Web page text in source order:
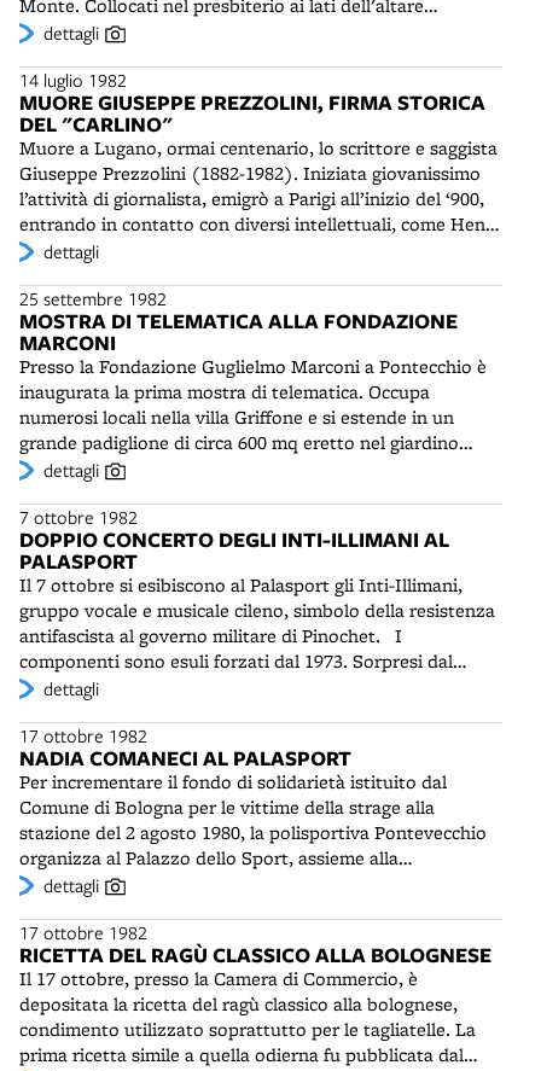
Monte. Collocati nel presbiterio ai lati dell'altare
maggiore, gli organi a canne di San Petronio sono tra i più
1475 da Lorenzo di Giacomo da Prato e ha accompagnato
nel 1530 l‘incoronazione di Carlo V. Ha ben dieci registri
indipendenti, quasi il doppio del normale. In seguito
rimaneggiato, ha conservato tuttavia molte parti
originali. Quello di sinistra è opera di Baldassarre
Malamini da Cento e risale al 1596. Venne aggiunto per
consentire l’esecuzione di composizioni policorali.
Entrambi sono stati rivestiti e decorati in età barocca con
statue di angeli, santi e personaggi biblici legati alla
musica. Dal punto di vista dell'esecuzione i due storici
strumenti vedranno impegnato per diversi anni il maestro
Liuwe Tamminga (1953-2021), consulente musicale e
concertista, conoscitore degli organi più importanti del
mondo.
dettagli
14 luglio 1982
MUORE GIUSEPPE PREZZOLINI, FIRMA STORICA
DEL "CARLINO"
Muore a Lugano, ormai centenario, lo scrittore e saggista
Giuseppe Prezzolini (1882-1982). Iniziata giovanissimo
l’attività di giornalista, emigrò a Parigi all’inizio del ‘900,
entrando in contatto con diversi intellettuali, come Henry
Bergson (1859-1941). Nel 1903 fondò, con Giovanni
gli ideatori della rivista politico-letteraria “La Voce”, una
delle più autorevoli del tempo. Nel 1929 si trasferì negli
Stati Uniti, dove rimase per oltre 25 anni. Fu, tra l’altro,
un assiduo e longevo articolista del “Resto del Carlino”,
che lo annovera tra i più prestigiosi collaboratori della
sua storia.
dettagli
25 settembre 1982
MOSTRA DI TELEMATICA ALLA FONDAZIONE
MARCONI
Presso la Fondazione Guglielmo Marconi a Pontecchio è
inaugurata la prima mostra di telematica. Occupa
numerosi locali nella villa Griffone e si estende in un
grande padiglione di circa 600 mq eretto nel giardino
annesso. Tra gli enti promotori, oltre la Fondazione
la Regione Emilia Romagna.
dettagli
7 ottobre 1982
DOPPIO CONCERTO DEGLI INTI-ILLIMANI AL
PALASPORT
Il 7 ottobre si esibiscono al Palasport gli Inti-Illimani,
gruppo vocale e musicale cileno, simbolo della resistenza
antifascista al governo militare di Pinochet. I
componenti sono esuli forzati dal 1973. Sorpresi dal
colpo di stato contro Allende durante una tournée in
stile caratteristico, che unisce musica tradizionale andina
e canzoni di lotta, con l'impiego di strumenti insoliti, il
gruppo riscuote un notevole successo. Il concerto verrà
replicato a grande richiesta il 10 ottobre.
dettagli
17 ottobre 1982
NADIA COMANECI AL PALASPORT
Per incrementare il fondo di solidarietà istituito dal
Comune di Bologna per le vittime della strage alla
stazione del 2 agosto 1980, la polisportiva Pontevecchio
organizza al Palazzo dello Sport, assieme alla
Federazione italiana ginnastica e all'UISP, una
prende parte anche la fortissima nazionale rumena,
reduce dalle Olimpiadi di Mosca, in cui ha ottenuto ottimi
risultati. Di essa fa parte anche la campionessa Nadia
Comaneci, vincitrice di cinque medaglie olimpiche e prima
atleta al mondo ad ottenere il punteggio di 10 in una
specialità della ginnastica: le parallele asimmetriche. Lo
dettagli
17 ottobre 1982
RICETTA DEL RAGÙ CLASSICO ALLA BOLOGNESE
Il 17 ottobre, presso la Camera di Commercio, è
depositata la ricetta del ragù classico alla bolognese,
condimento utilizzato soprattutto per le tagliatelle. La
prima ricetta simile a quella odierna fu pubblicata dal